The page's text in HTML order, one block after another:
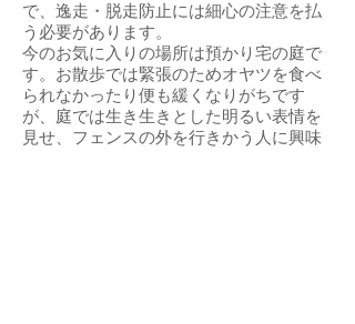
で、逸走・脱走防止には細心の注意を払
う必要があります。
今のお気に入りの場所は預かり宅の庭で
す。お散歩では緊張のためオヤツを食べ
られなかったり便も緩くなりがちです
が、庭では生き生きとした明るい表情を
見せ、フェンスの外を行きかう人に興味